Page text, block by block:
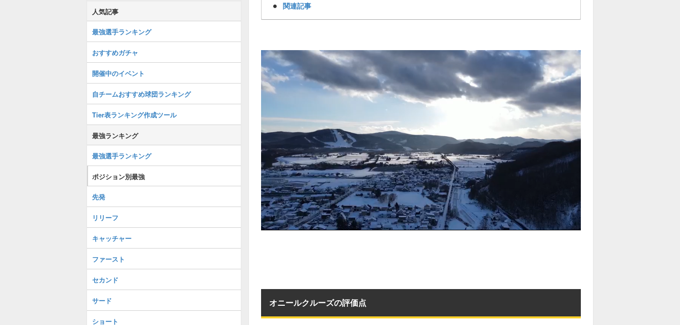
関連記事
オニールクルーズの評価点
人気記事
最強選手ランキング
おすすめガチャ
開催中のイベント
自チームおすすめ球団ランキング
Tier表ランキング作成ツール
最強ランキング
最強選手ランキング
ポジション別最強
先発
リリーフ
キャッチャー
ファースト
セカンド
サード
ショート